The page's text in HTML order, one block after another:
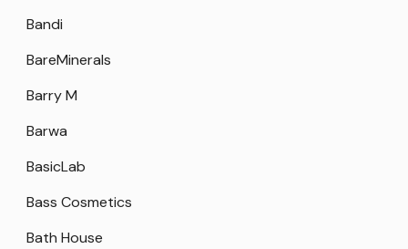
Bandi
BareMinerals
Barry M
Barwa
BasicLab
Bass Cosmetics
Bath House